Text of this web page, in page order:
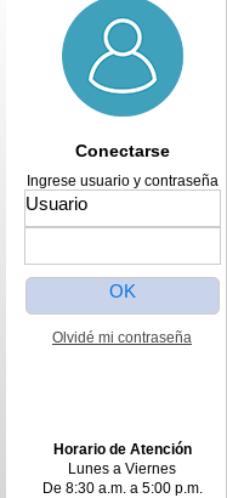
Conectarse
Ingrese usuario y contraseña
Olvidé mi contraseña
Horario de Atención
Lunes a Viernes
De 8:30 a.m. a 5:00 p.m.